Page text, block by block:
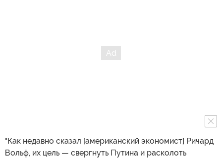
"Как недавно сказал [американский экономист] Ричард
Вольф, их цель — свергнуть Путина и расколоть